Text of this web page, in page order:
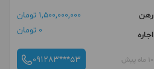
رهن
1,500,000,000 تومان
اجاره
0 تومان
10 ماه پیش 091283***53